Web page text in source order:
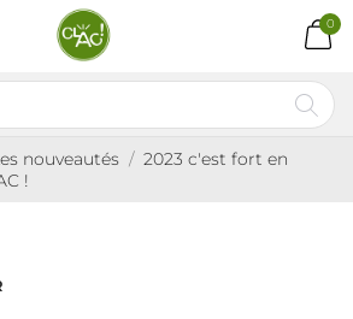
0
nouveautés
2023 c'est fort en
!